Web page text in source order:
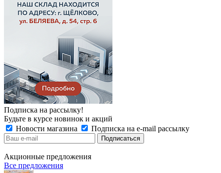
Подписка на рассылку!
Будьте в курсе новинок и акций
Новости магазина
Подписка на e-mail рассылку
Акционные предложения
Все предложения